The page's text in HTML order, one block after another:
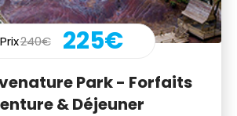
Prix240€ 225€
Park - Forfaits
& Déjeuner